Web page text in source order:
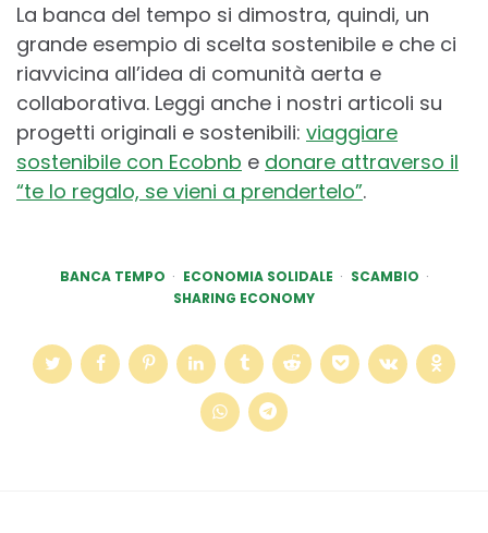
La banca del tempo si dimostra, quindi, un
grande esempio di scelta sostenibile e che ci
riavvicina all’idea di comunità aerta e
collaborativa. Leggi anche i nostri articoli su
progetti originali e sostenibili: viaggiare
sostenibile con Ecobnb e donare attraverso il
“te lo regalo, se vieni a prendertelo”.
BANCA TEMPO ECONOMIA SOLIDALE
SCAMBIO
SHARING ECONOMY